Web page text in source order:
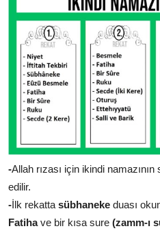
-Allah rızası için ikindi namazının
edilir.
-İlk rekatta sübhaneke duası
Fatihave bir kısa sure (zamm-ı